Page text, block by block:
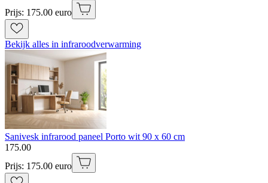
Prijs: 175.00 euro
Bekijk alles in infraroodverwarming
Sanivesk infrarood paneel Porto wit 90 x 60 cm
175.00
Prijs: 175.00 euro